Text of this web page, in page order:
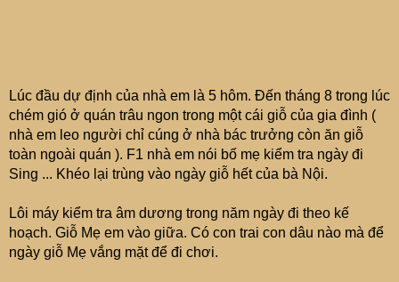
Lúc đầu dự định của nhà em là 5 hôm. Đến tháng 8 trong lúc
chém gió ở quán trâu ngon trong một cái giỗ của gia đình (
nhà em leo người chỉ cúng ở nhà bác trưởng còn ăn giỗ
toàn ngoài quán ). F1 nhà em nói bố mẹ kiểm tra ngày đi
Sing ... Khéo lại trùng vào ngày giỗ hết của bà Nội.
Lôi máy kiểm tra âm dương trong năm ngày đi theo kế
hoạch. Giỗ Mẹ em vào giữa. Có con trai con dâu nào mà để
ngày giỗ Mẹ vắng mặt để đi chơi.